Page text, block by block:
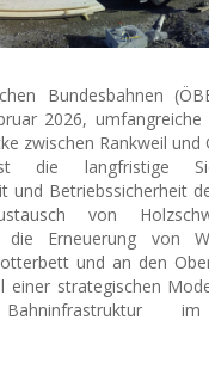
Bundesbahnen
2026, umfangreiche
zwischen Rankweil und
die langfristige
und Betriebssicherheit
von
die Erneuerung von
und an den
einer strategischen